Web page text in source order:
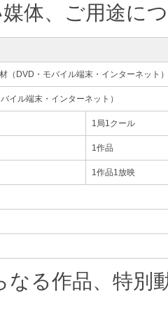
体、ご用途に
（DVD・モバイル端末・インターネット）
イル端末・インターネット）
1局1クール
1作品
1作品1放映
る作品、特別